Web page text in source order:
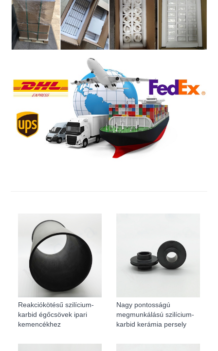
Reakciókötésű szilícium-
karbid égőcsövek ipari
kemencékhez
Nagy pontosságú
megmunkálású szilícium-
karbid kerámia persely